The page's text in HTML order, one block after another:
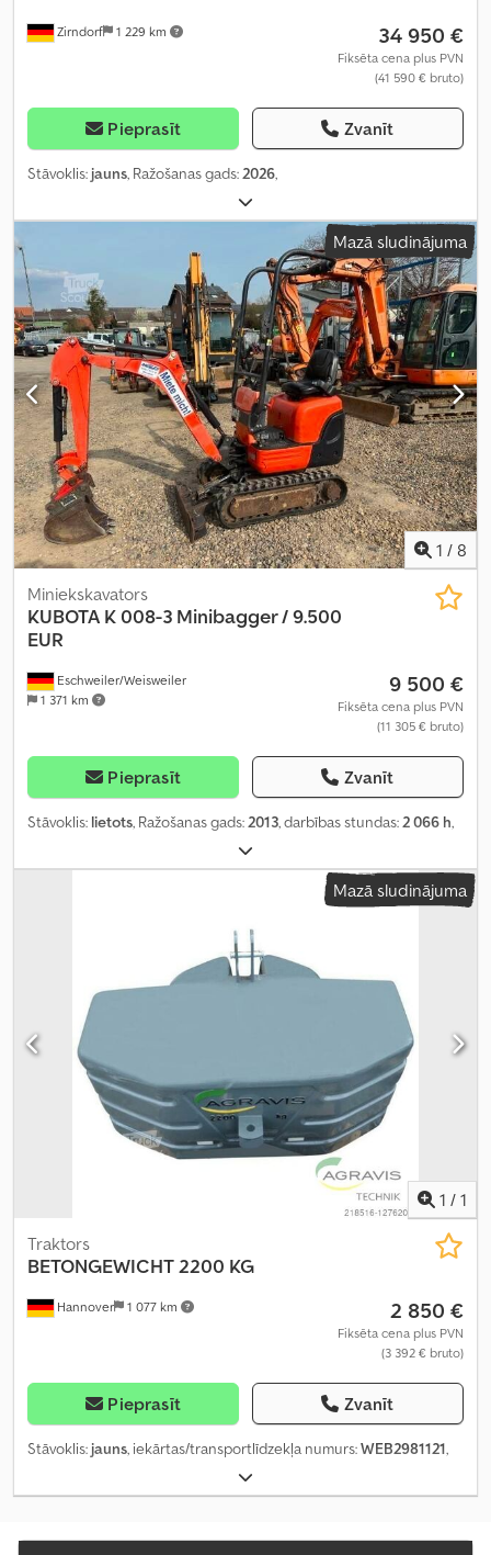
Zirndorf 1 229 km 34 950 €
Fiksēta cena plus PVN
(41 590 € bruto)
Pieprasīt Zvanīt
Stāvoklis: jauns, Ražošanas gads:2026,
Mazā sludinājuma
1 / 8
Eschweiler/Weisweiler
1 371 km
Miniekskavators
KUBOTA K 008-3 Minibagger / 9.500
EUR
9 500 €
Fiksēta cena plus PVN
(11 305 € bruto)
Pieprasīt Zvanīt
Stāvoklis: lietots, Ražošanas gads:2013, darbības stundas:2 066 h,
Mazā sludinājuma
1 / 1
Hannover 1 077 km
Traktors
BETONGEWICHT 2200 KG
2 850 €
Fiksēta cena plus PVN
(3 392 € bruto)
Pieprasīt Zvanīt
Stāvoklis: jauns, iekārtas/transportlīdzekļa numurs:WEB2981121,